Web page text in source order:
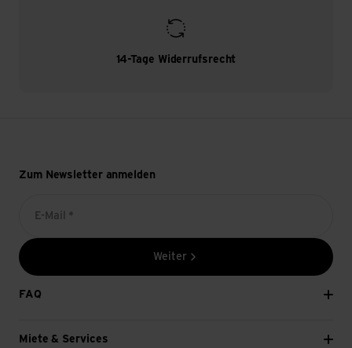
14-Tage Widerrufsrecht
Zum Newsletter anmelden
E-Mail *
Weiter
FAQ
Miete & Services